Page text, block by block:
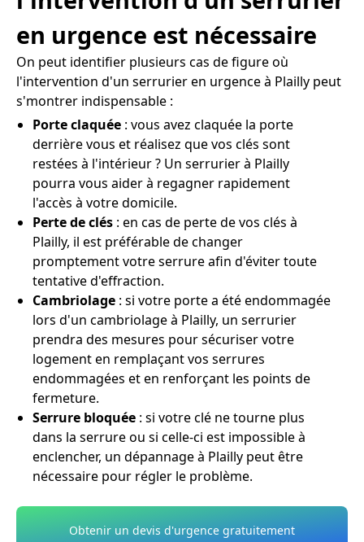
en urgence est nécessaire
On peut identifier plusieurs cas de figure où
l'intervention d'un serrurier en urgence à Plailly peut
s'montrer indispensable :
Porte claquée : vous avez claquée la porte
derrière vous et réalisez que vos clés sont
restées à l'intérieur ? Un serrurier à Plailly
pourra vous aider à regagner rapidement
l'accès à votre domicile.
Perte de clés : en cas de perte de vos clés à
Plailly, il est préférable de changer
promptement votre serrure afin d'éviter toute
tentative d'effraction.
Cambriolage : si votre porte a été endommagée
lors d'un cambriolage à Plailly, un serrurier
prendra des mesures pour sécuriser votre
logement en remplaçant vos serrures
endommagées et en renforçant les points de
fermeture.
Serrure bloquée : si votre clé ne tourne plus
dans la serrure ou si celle-ci est impossible à
enclencher, un dépannage à Plailly peut être
nécessaire pour régler le problème.
Obtenir un devis d'urgence gratuitement